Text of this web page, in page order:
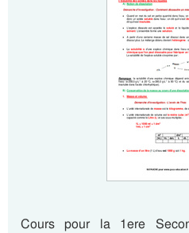
Cours pour la 1ere